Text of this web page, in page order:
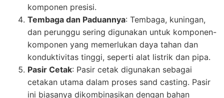
komponen presisi.
Tembaga dan Paduannya: Tembaga, kuningan,
dan perunggu sering digunakan untuk komponen-
komponen yang memerlukan daya tahan dan
konduktivitas tinggi, seperti alat listrik dan pipa.
Pasir Cetak: Pasir cetak digunakan sebagai
cetakan utama dalam proses sand casting. Pasir
ini biasanya dikombinasikan dengan bahan